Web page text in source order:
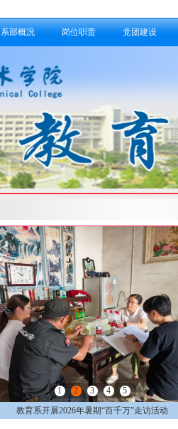
系部概况 岗位职责 党团建设
1 2 3 4
5
教育系开展2026年暑期“百千万”走访活动